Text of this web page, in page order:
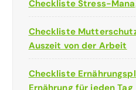
Checkliste Stress-
Checkliste
Auszeit von der Arbeit
Checkliste